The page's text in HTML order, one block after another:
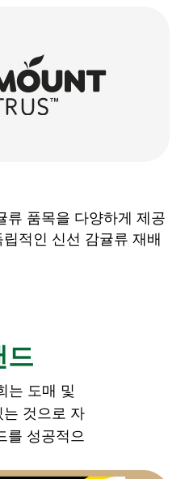
류 품목을 다양하게 제공
적인 신선 감귤류 재배
드
는 도매 및
것으로 자
를 성공적으